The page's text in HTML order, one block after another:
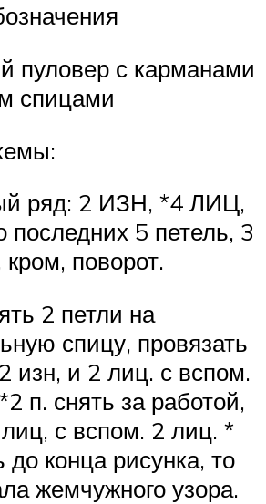
пуловер с карманами
спицами
ряд: 2 ИЗН, *4 ЛИЦ,
5 петель, 3
поворот.
2 петли на
спицу, провязать
изн, и 2 лиц. с вспом.
п. снять за работой,
с вспом. 2 лиц. *
конца рисунка, то
жемчужного узора.